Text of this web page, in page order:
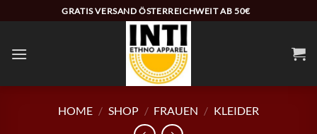
Inhalt
GRATIS VERSAND ÖSTERREICHWEIT AB 50€
HOME / SHOP / FRAUEN / KLEIDER